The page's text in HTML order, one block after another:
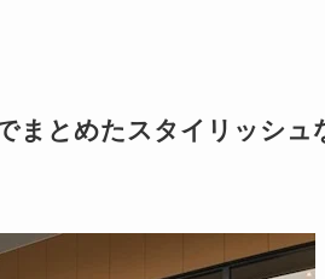
とめたスタイリッシュ